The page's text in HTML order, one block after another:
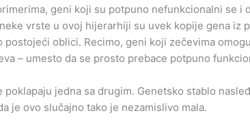
geni koji su potpuno nefunkcionalni se i
vrste u ovoj hijerarhiji su uvek kopije gena iz
oblici. Recimo, geni koji zečevima
– umesto da se prosto prebace potpuno
jedna sa drugim. Genetsko stablo
je ovo slučajno tako je nezamislivo mala.